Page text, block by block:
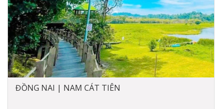
ĐỒNG NAI | NAM CÁT TIÊN